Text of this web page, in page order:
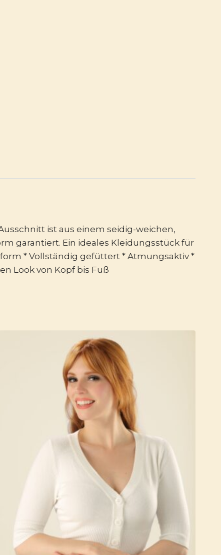
ist aus einem seidig-weichen,
garantiert. Ein ideales Kleidungsstück für
* Vollständig gefüttert * Atmungsaktiv *
Look von Kopf bis Fuß